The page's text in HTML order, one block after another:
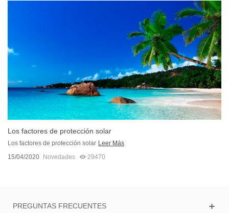
Los factores de protección solar
Los factores de protección solar Leer Más
15/04/2020
Novedades 29470
PREGUNTAS FRECUENTES